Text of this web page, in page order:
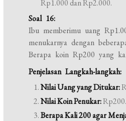
Rp1.000 dan Rp2.000.
Soal 16:
Ibu memberimu uang
menukarnya dengan
Berapa koin Rp200 yang
Penjelasan Langkah-langkah:
Nilai Uang yang Ditukar:
Nilai Koin Penukar:Rp200.
Berapa Kali 200 agar